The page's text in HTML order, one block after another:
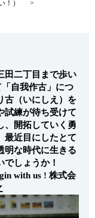
！）
田二丁目まで歩い
自我作古」につ
古（いにしえ）を
試練が待ち受けて
、開拓していく勇
最近目にしたとて
明な時代に生きる
しょうか！
with us ! 株式会